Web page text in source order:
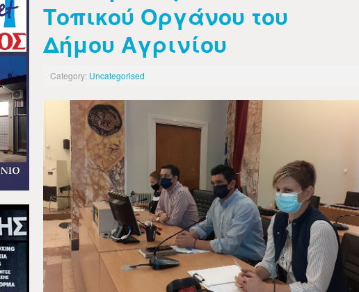
Τοπικού Οργάνου του
Δήμου Αγρινίου
Category: Uncategorised